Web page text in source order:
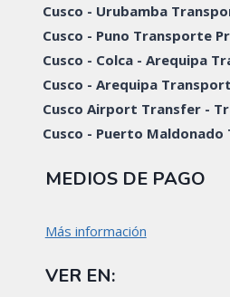
Cusco - Urubamba
Cusco - Puno Transporte
Cusco - Colca - Arequipa
Cusco - Arequipa
Cusco Airport Transfer -
Cusco - Puerto
MEDIOS DE PAGO
Más información
VER EN: